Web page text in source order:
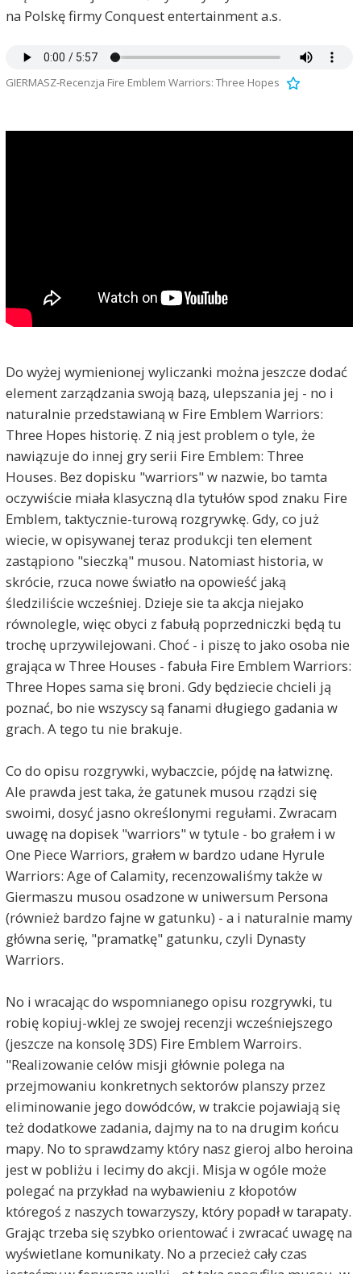
na Polskę firmy Conquest entertainment a.s.
GIERMASZ-Recenzja Fire Emblem Warriors: Three Hopes
Do wyżej wymienionej wyliczanki można jeszcze dodać
element zarządzania swoją bazą, ulepszania jej - no i
naturalnie przedstawianą w Fire Emblem Warriors:
Three Hopes historię. Z nią jest problem o tyle, że
nawiązuje do innej gry serii Fire Emblem: Three
Houses. Bez dopisku "warriors" w nazwie, bo tamta
oczywiście miała klasyczną dla tytułów spod znaku Fire
Emblem, taktycznie-turową rozgrywkę. Gdy, co już
wiecie, w opisywanej teraz produkcji ten element
zastąpiono "sieczką" musou. Natomiast historia, w
skrócie, rzuca nowe światło na opowieść jaką
śledziliście wcześniej. Dzieje sie ta akcja niejako
równolegle, więc obyci z fabułą poprzedniczki będą tu
trochę uprzywilejowani. Choć - i piszę to jako osoba nie
grająca w Three Houses - fabuła Fire Emblem Warriors:
Three Hopes sama się broni. Gdy będziecie chcieli ją
poznać, bo nie wszyscy są fanami długiego gadania w
grach. A tego tu nie brakuje.
Co do opisu rozgrywki, wybaczcie, pójdę na łatwiznę.
Ale prawda jest taka, że gatunek musou rządzi się
swoimi, dosyć jasno określonymi regułami. Zwracam
uwagę na dopisek "warriors" w tytule - bo grałem i w
One Piece Warriors, grałem w bardzo udane Hyrule
Warriors: Age of Calamity, recenzowaliśmy także w
Giermaszu musou osadzone w uniwersum Persona
(również bardzo fajne w gatunku) - a i naturalnie mamy
główna serię, "pramatkę" gatunku, czyli Dynasty
Warriors.
No i wracając do wspomnianego opisu rozgrywki, tu
robię kopiuj-wklej ze swojej recenzji wcześniejszego
(jeszcze na konsolę 3DS) Fire Emblem Warroirs.
"Realizowanie celów misji głównie polega na
przejmowaniu konkretnych sektorów planszy przez
eliminowanie jego dowódców, w trakcie pojawiają się
też dodatkowe zadania, dajmy na to na drugim końcu
mapy. No to sprawdzamy który nasz gieroj albo heroina
jest w pobliżu i lecimy do akcji. Misja w ogóle może
polegać na przykład na wybawieniu z kłopotów
któregoś z naszych towarzyszy, który popadł w tarapaty.
Grając trzeba się szybko orientować i zwracać uwagę na
wyświetlane komunikaty. No a przecież cały czas